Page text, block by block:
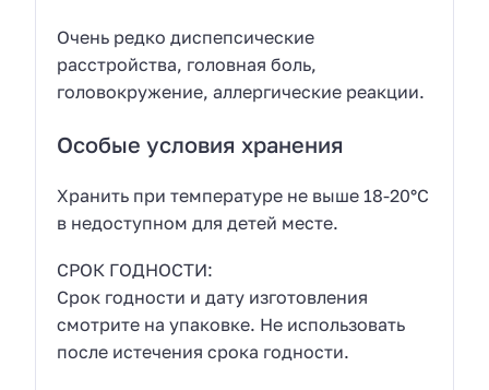
Очень редко диспепсические
расстройства, головная боль,
головокружение, аллергические реакции.
Особые условия хранения
Хранить при температуре не выше 18-20°С
в недоступном для детей месте.
СРОК ГОДНОСТИ:
Срок годности и дату изготовления
смотрите на упаковке. Не использовать
после истечения срока годности.